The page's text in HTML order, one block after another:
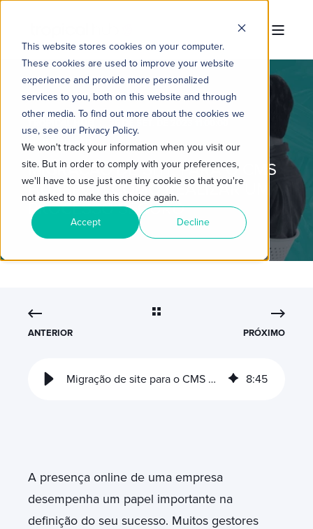
This website stores cookies on your computer.
These cookies are used to improve your website
experience and provide more personalized
services to you, both on this website and through
other media. To find out more about the cookies we
use, see our Privacy Policy.
We won't track your information when you visit our
site. But in order to comply with your preferences,
we'll have to use just one tiny cookie so that you're
not asked to make this choice again.
Accept Decline
6 MIN READ
MIGRAÇÃO DE SITE PARA O CMS
HUBSPOT: COMO REALIZAR UM
PROCESSO SEGURO
ANTERIOR PRÓXIMO
Migração de site para o CMS HubSpot: como realizar um processo seguro 8:45
A presença online de uma empresa
desempenha um papel importante na
definição do seu sucesso. Muitos gestores